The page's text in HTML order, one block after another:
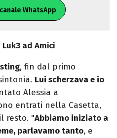
WhatsApp
ad Amici
, fin dal primo
Lui scherzava e io
Alessia a
entrati nella Casetta,
resto. "Abbiamo iniziato a
parlavamo tanto, e